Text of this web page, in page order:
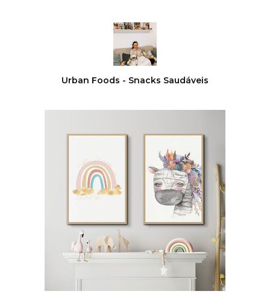
Urban Foods - Snacks Saudáveis